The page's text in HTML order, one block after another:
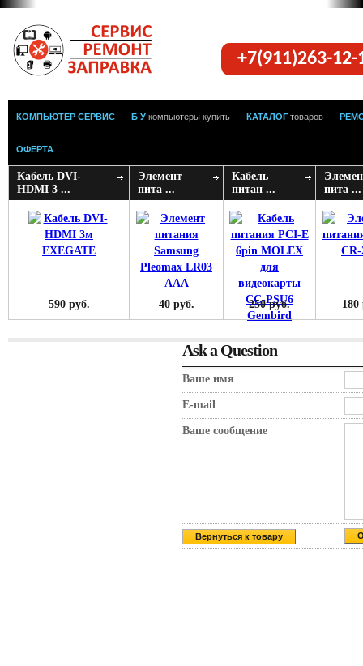
+7(911)263-
КОМПЬЮТЕР СЕРВИС Б У компьютеры купить КАТАЛОГ товаров
ОФЕРТА
Кабель DVI-
HDMI 3 ...
590 руб.
Элемент
пита ...
40 руб.
Кабель
питан ...
250 руб.
пита ...
180
Ask a Question
Ваше имя
E-mail
Ваше сообщение
Вернуться к товару